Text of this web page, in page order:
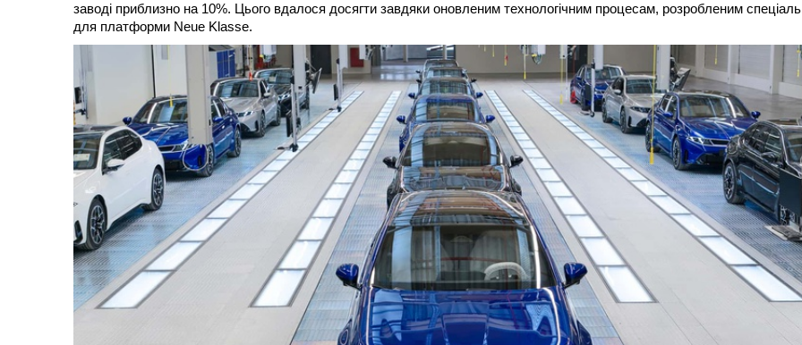
заводі приблизно на 10%. Цього вдалося досягти завдяки оновленим технологічним процесам, розробленим
для платформи Neue Klasse.